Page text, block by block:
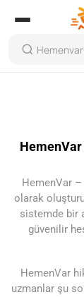
HemenVar
olarak
sistemde bir
güvenilir
HemenVar
uzmanlar şu